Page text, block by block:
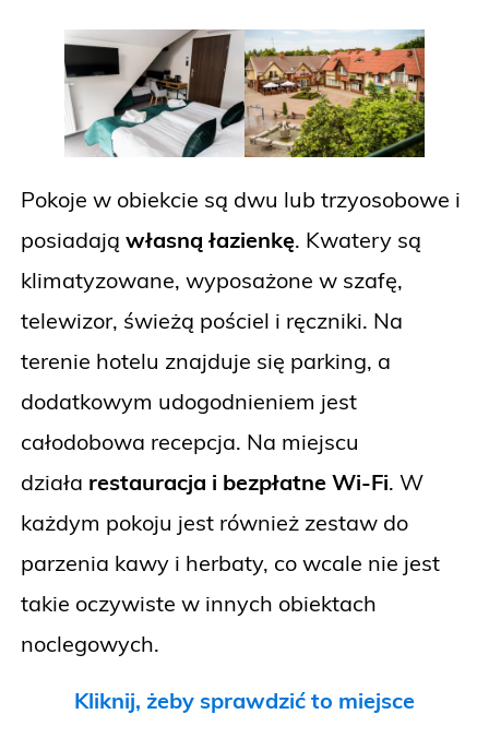
Pokoje w obiekcie są dwu lub trzyosobowe i
posiadają własną łazienkę. Kwatery są
klimatyzowane, wyposażone w szafę,
telewizor, świeżą pościel i ręczniki. Na
terenie hotelu znajduje się parking, a
dodatkowym udogodnieniem jest
całodobowa recepcja. Na miejscu
działa restauracja i bezpłatne Wi-Fi. W
każdym pokoju jest również zestaw do
parzenia kawy i herbaty, co wcale nie jest
takie oczywiste w innych obiektach
noclegowych.
Kliknij, żeby sprawdzić to miejsce